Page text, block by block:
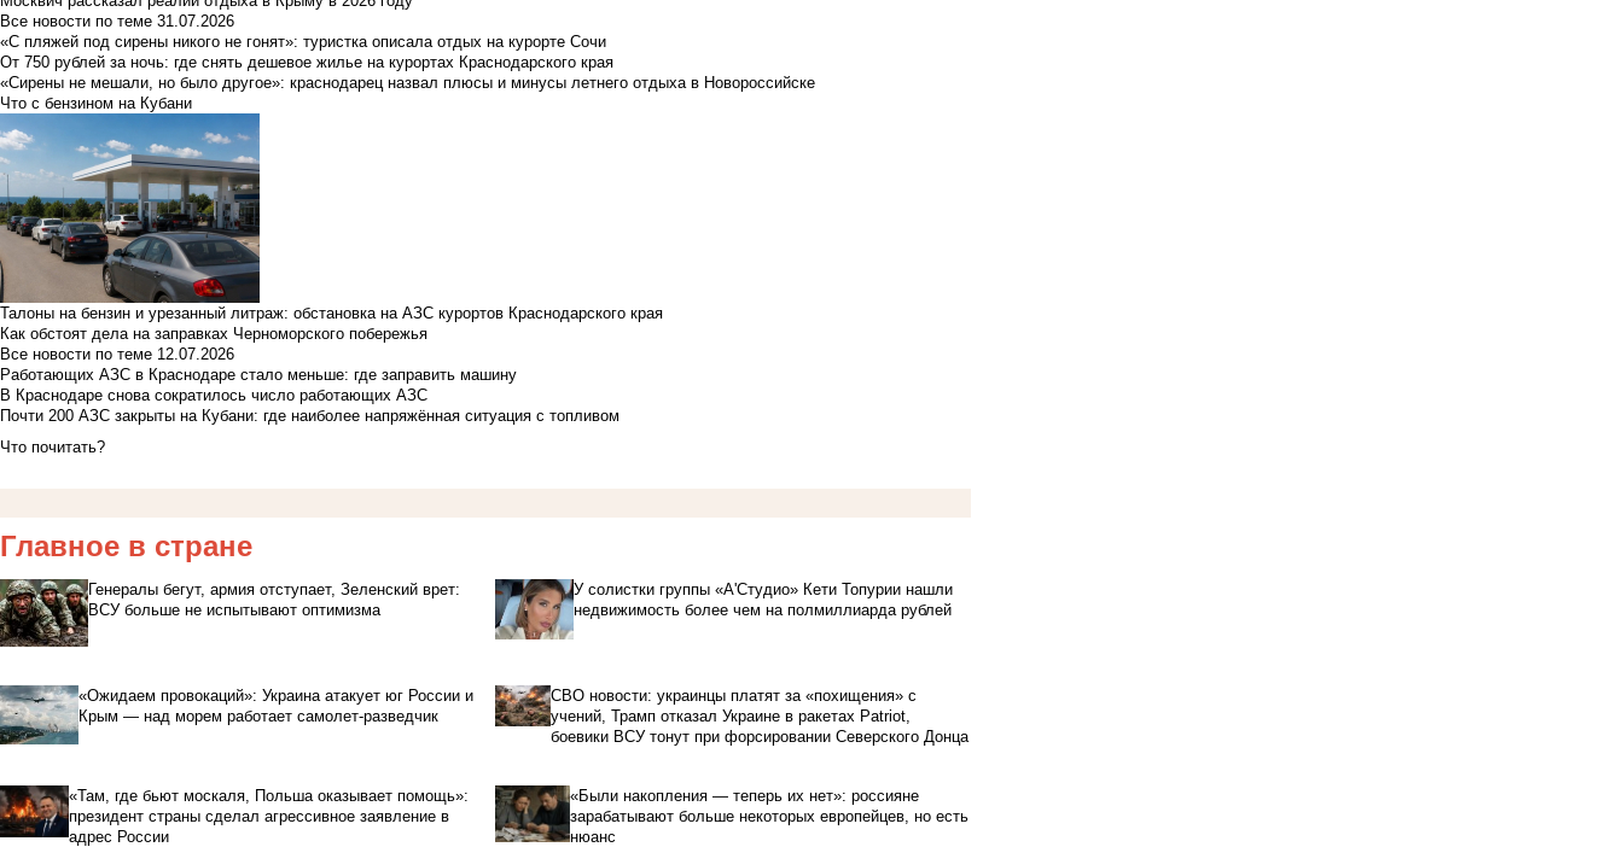
Все новости по теме 31.07.2026
«С пляжей под сирены никого не гонят»: туристка описала отдых на курорте Сочи
От 750 рублей за ночь: где снять дешевое жилье на курортах Краснодарского края
«Сирены не мешали, но было другое»: краснодарец назвал плюсы и минусы летнего отдыха в Новороссийске
Что с бензином на Кубани
Талоны на бензин и урезанный литраж: обстановка на АЗС курортов Краснодарского края
Как обстоят дела на заправках Черноморского побережья
Все новости по теме 12.07.2026
Работающих АЗС в Краснодаре стало меньше: где заправить машину
В Краснодаре снова сократилось число работающих АЗС
Почти 200 АЗС закрыты на Кубани: где наиболее напряжённая ситуация с топливом
Что почитать?
Главное в стране
Генералы бегут, армия отступает, Зеленский врет:
ВСУ больше не испытывают оптимизма
У солистки группы «А'Студио» Кети Топурии нашли
недвижимость более чем на полмиллиарда рублей
«Ожидаем провокаций»: Украина атакует юг России и
Крым — над морем работает самолет-разведчик
СВО новости: украинцы платят за «похищения» с
учений, Трамп отказал Украине в ракетах Patriot,
боевики ВСУ тонут при форсировании Северского Донца
«Там, где бьют москаля, Польша оказывает помощь»:
президент страны сделал агрессивное заявление в
адрес России
«Были накопления — теперь их нет»: россияне
зарабатывают больше некоторых европейцев, но есть
нюанс